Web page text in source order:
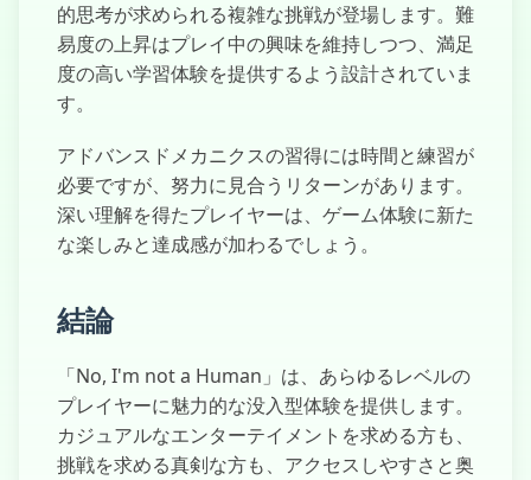
的思考が求められる複雑な挑戦が登場します。難
易度の上昇はプレイ中の興味を維持しつつ、満足
度の高い学習体験を提供するよう設計されていま
す。
アドバンスドメカニクスの習得には時間と練習が
必要ですが、努力に見合うリターンがあります。
深い理解を得たプレイヤーは、ゲーム体験に新た
な楽しみと達成感が加わるでしょう。
結論
「No, I'm not a Human」は、あらゆるレベルの
プレイヤーに魅力的な没入型体験を提供します。
カジュアルなエンターテイメントを求める方も、
挑戦を求める真剣な方も、アクセスしやすさと奥